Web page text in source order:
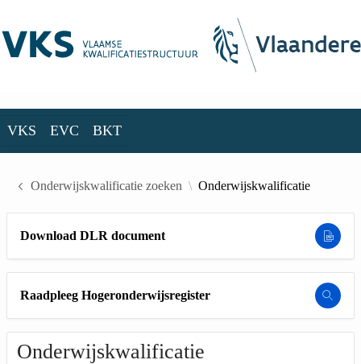
VKS EVC BKT
Onderwijskwalificatie zoeken Onderwijskwalificatie
Download DLR document
Raadpleeg Hogeronderwijsregister
Onderwijskwalificatie